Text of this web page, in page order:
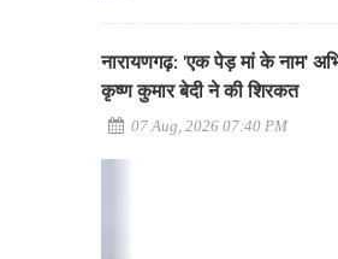
नारायणगढ़: 'एक पेड़ मां के नाम'
कृष्ण कुमार बेदी ने की शिरकत
07 Aug, 2026 07:40 PM